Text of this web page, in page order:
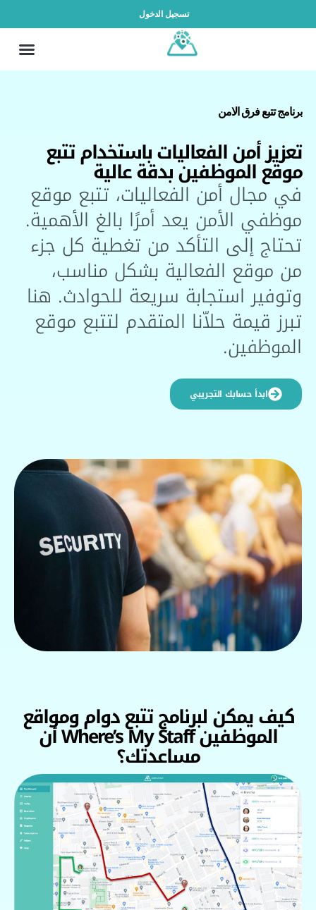
تسجيل الدخول
برنامج تتبع فرق الامن
تعزيز أمن الفعاليات باستخدام تتبع
موقع الموظفين بدقة عالية
في مجال أمن الفعاليات، تتبع موقع
موظفي الأمن يعد أمرًا بالغ الأهمية.
تحتاج إلى التأكد من تغطية كل جزء
من موقع الفعالية بشكل مناسب،
وتوفير استجابة سريعة للحوادث. هنا
تبرز قيمة حلاّنا المتقدم لتتبع موقع
الموظفين.
ابدأ حسابك التجريبي
كيف يمكن لبرنامج تتبع دوام ومواقع
الموظفين Where’s My Staff أن
مساعدتك؟